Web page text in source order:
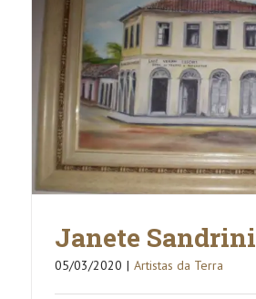
Janete Sandrini
05/03/2020 | Artistas da Terra